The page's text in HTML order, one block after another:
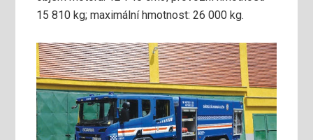
15 810 kg; maximální hmotnost: 26 000 kg.